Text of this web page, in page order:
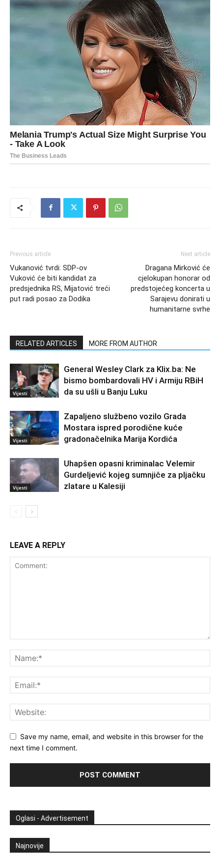
Previous article
Vukanović tvrdi: SDP-ov
Vuković će biti kandidat za
predsjednika RS, Mijatović treći
put radi posao za Dodika
Next article
Dragana Mirković će
cjelokupan honorar od
predstojećeg koncerta u
Sarajevu donirati u
humanitarne svrhe
RELATED ARTICLES MORE FROM AUTHOR
Vijesti
General Wesley Clark za Klix.ba: Ne
bismo bombardovali HV i Armiju RBiH
da su ušli u Banju Luku
Vijesti
Zapaljeno službeno vozilo Grada
Mostara ispred porodične kuće
gradonačelnika Marija Kordića
Vijesti
Uhapšen opasni kriminalac Velemir
Gurdeljević kojeg sumnjiče za pljačku
zlatare u Kalesiji
LEAVE A REPLY
Save my name, email, and website in this browser for the
next time I comment.
Oglasi - Advertisement
Najnovije